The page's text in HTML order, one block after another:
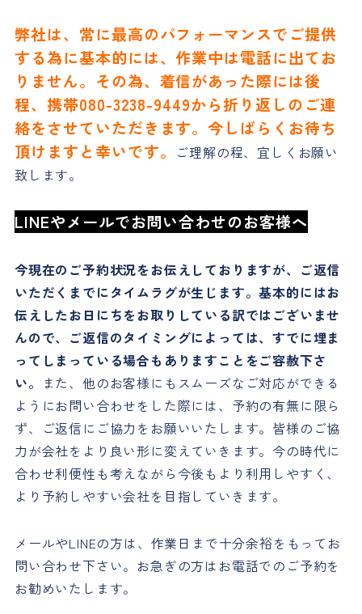
弊社は、常に最高のパフォーマンスでご提供
する為に基本的には、作業中は電話に出てお
りません。その為、着信があった際には後
程、携帯080-3238-9449から折り返しのご連
絡をさせていただきます。今しばらくお待ち
頂けますと幸いです。
ご理解の程、宜しくお願い
致します。
LINEやメールでお問い合わせのお客様へ
今現在のご予約状況をお伝えしておりますが、ご返信
いただくまでにタイムラグが生じます。基本的にはお
伝えしたお日にちをお取りしている訳ではございませ
んので、ご返信のタイミングによっては、すでに埋ま
ってしまっている場合もありますことをご容赦下さ
い。 また、他のお客様にもスムーズなご対応ができる
ようにお問い合わせをした際には、予約の有無に限ら
ず、ご返信にご協力をお願いいたします。皆様のご協
力が会社をより良い形に変えていきます。今の時代に
合わせ利便性も考えながら今後もより利用しやすく、
より予約しやすい会社を目指していきます。
メールやLINEの方は、作業日まで十分余裕をもってお
問い合わせ下さい。お急ぎの方はお電話でのご予約を
お勧めいたします。